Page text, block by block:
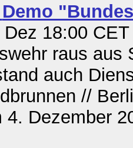
Demo
Dez 18:00
raus aus
auch
//
4. Dezember